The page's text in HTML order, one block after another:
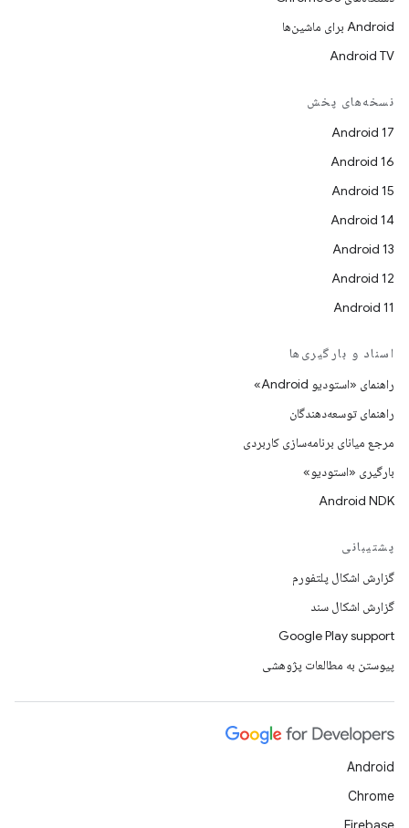
Android برای ماشین‌ها
Android TV
نسخه‌های پخش
Android 17
Android 16
Android 15
Android 14
Android 13
Android 12
Android 11
اسناد و بارگیری‌ها
راهنمای «استودیو Android»
راهنمای توسعه‌دهندگان
مرجع میانای برنامه‌سازی کاربردی
بارگیری «استودیو»
Android NDK
پشتیبانی
گزارش اشکال پلتفورم
گزارش اشکال سند
Google Play support
پیوستن به مطالعات پژوهشی
Android
Chrome